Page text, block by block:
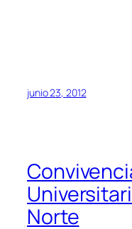
junio 23, 2012
Norte